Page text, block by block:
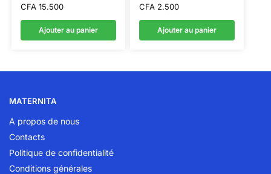
CFA15.500
Ajouter au panier
CFA2.500
Ajouter au panier
MATERNITA
A propos de nous
Contacts
Politique de confidentialité
Conditions générales